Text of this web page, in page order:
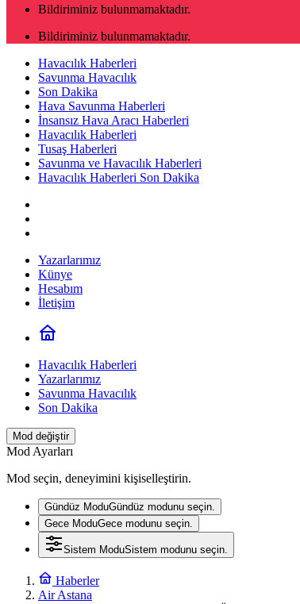
Bildiriminiz bulunmamaktadır.
Bildiriminiz bulunmamaktadır.
Havacılık Haberleri
Savunma Havacılık
Son Dakika
Hava Savunma Haberleri
İnsansız Hava Aracı Haberleri
Havacılık Haberleri
Tusaş Haberleri
Savunma ve Havacılık Haberleri
Havacılık Haberleri Son Dakika
Yazarlarımız
Künye
Hesabım
İletişim
Havacılık Haberleri
Yazarlarımız
Savunma Havacılık
Son Dakika
Mod değiştir
Mod Ayarları
Mod seçin, deneyimini kişiselleştirin.
Gündüz ModuGündüz modunu seçin.
Gece ModuGece modunu seçin.
Sistem ModuSistem modunu seçin.
Haberler
Air Astana